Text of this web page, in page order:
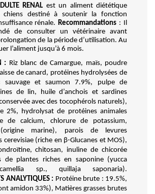
RENAL est un aliment diététique
chiens destiné à soutenir la fonction
rénale. Recommandations : Il
de consulter un vétérinaire avant
de la période d’utilisation. Au
l’aliment jusqu’à 6 mois.
: Riz blanc de Camargue, maïs, poudre
de canard, protéines hydrolysées de
sauvage et saumon 7.9%, pulpe de
de lin, huile d’anchois et sardines
avec des tocophérols naturels),
2%, hydrolysat de protéines animales
de calcium, chlorure de potassium,
(origine marine), parois de levures
cerevisiae (riche en β-Glucanes et MOS),
chitosan, inuline de chicorée
de plantes riches en saponine (yucca
ANALYTIQUES : Protéine brute : 19.5%,
amidon 33%), Matières grasses brutes